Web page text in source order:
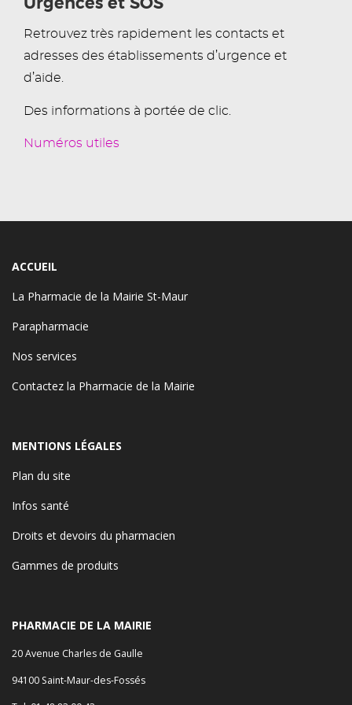
Urgences et SOS
Retrouvez très rapidement les contacts et
adresses des établissements d’urgence et
d’aide.
Des informations à portée de clic.
Numéros utiles
ACCUEIL
La Pharmacie de la Mairie St-Maur
Parapharmacie
Nos services
Contactez la Pharmacie de la Mairie
MENTIONS LÉGALES
Plan du site
Infos santé
Droits et devoirs du pharmacien
Gammes de produits
PHARMACIE DE LA MAIRIE
20 Avenue Charles de Gaulle
94100 Saint-Maur-des-Fossés